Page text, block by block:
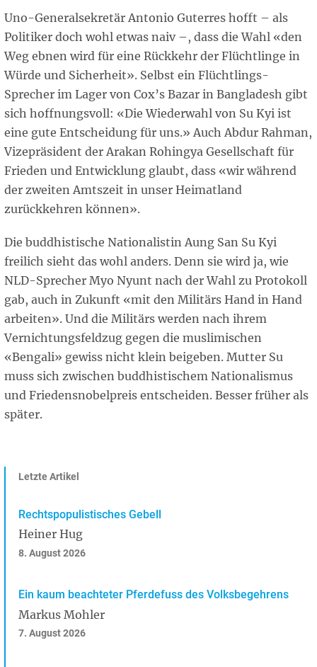
Uno-Generalsekretär Antonio Guterres hofft – als
Politiker doch wohl etwas naiv –, dass die Wahl «den
Weg ebnen wird für eine Rückkehr der Flüchtlinge in
Würde und Sicherheit». Selbst ein Flüchtlings-
Sprecher im Lager von Cox’s Bazar in Bangladesh gibt
sich hoffnungsvoll: «Die Wiederwahl von Su Kyi ist
eine gute Entscheidung für uns.» Auch Abdur Rahman,
Vizepräsident der Arakan Rohingya Gesellschaft für
Frieden und Entwicklung glaubt, dass «wir während
der zweiten Amtszeit in unser Heimatland
zurückkehren können».
Die buddhistische Nationalistin Aung San Su Kyi
freilich sieht das wohl anders. Denn sie wird ja, wie
NLD-Sprecher Myo Nyunt nach der Wahl zu Protokoll
gab, auch in Zukunft «mit den Militärs Hand in Hand
arbeiten». Und die Militärs werden nach ihrem
Vernichtungsfeldzug gegen die muslimischen
«Bengali» gewiss nicht klein beigeben. Mutter Su
muss sich zwischen buddhistischem Nationalismus
und Friedensnobelpreis entscheiden. Besser früher als
später.
Letzte Artikel
Rechtspopulistisches Gebell
Heiner Hug
8. August 2026
Ein kaum beachteter Pferdefuss des Volksbegehrens
Markus Mohler
7. August 2026